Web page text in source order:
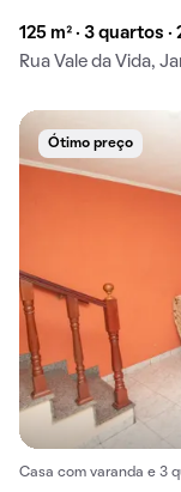
125 m² · 3 quartos ·
Rua Vale da Vida,
Ótimo preço
Casa com varanda e 3